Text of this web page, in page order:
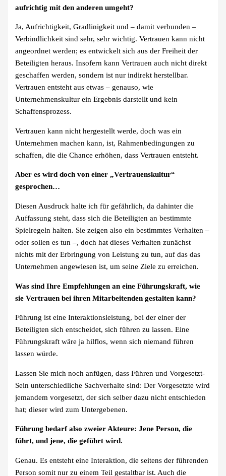
aufrichtig mit den anderen umgeht?
Ja, Aufrichtigkeit, Gradlinigkeit und – damit verbunden –
Verbindlichkeit sind sehr, sehr wichtig. Vertrauen kann nicht
angeordnet werden; es entwickelt sich aus der Freiheit der
Beteiligten heraus. Insofern kann Vertrauen auch nicht direkt
geschaffen werden, sondern ist nur indirekt herstellbar.
Vertrauen entsteht aus etwas – genauso, wie
Unternehmenskultur ein Ergebnis darstellt und kein
Schaffensprozess.
Vertrauen kann nicht hergestellt werde, doch was ein
Unternehmen machen kann, ist, Rahmenbedingungen zu
schaffen, die die Chance erhöhen, dass Vertrauen entsteht.
Aber es wird doch von einer „Vertrauenskultur“
gesprochen…
Diesen Ausdruck halte ich für gefährlich, da dahinter die
Auffassung steht, dass sich die Beteiligten an bestimmte
Spielregeln halten. Sie zeigen also ein bestimmtes Verhalten –
oder sollen es tun –, doch hat dieses Verhalten zunächst
nichts mit der Erbringung von Leistung zu tun, auf das das
Unternehmen angewiesen ist, um seine Ziele zu erreichen.
Was sind Ihre Empfehlungen an eine Führungskraft, wie
sie Vertrauen bei ihren Mitarbeitenden gestalten kann?
Führung ist eine Interaktionsleistung, bei der einer der
Beteiligten sich entscheidet, sich führen zu lassen. Eine
Führungskraft wäre ja hilflos, wenn sich niemand führen
lassen würde.
Lassen Sie mich noch anfügen, dass Führen und Vorgesetzt-
Sein unterschiedliche Sachverhalte sind: Der Vorgesetzte wird
jemandem vorgesetzt, der sich selber dazu nicht entschieden
hat; dieser wird zum Untergebenen.
Führung bedarf also zweier Akteure: Jene Person, die
führt, und jene, die geführt wird.
Genau. Es entsteht eine Interaktion, die seitens der führenden
Person somit nur zu einem Teil gestaltbar ist. Auch die